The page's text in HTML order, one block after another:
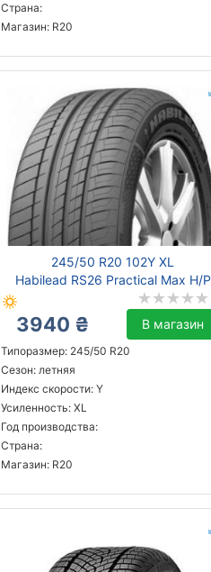
Страна:
Магазин: R20
245/50 R20 102Y XL
Habilead RS26 Practical Max H/P
3940 ₴ В магазин
Типоразмер: 245/50 R20
Сезон: летняя
Индекс скорости: Y
Усиленность: XL
Год производства:
Страна:
Магазин: R20